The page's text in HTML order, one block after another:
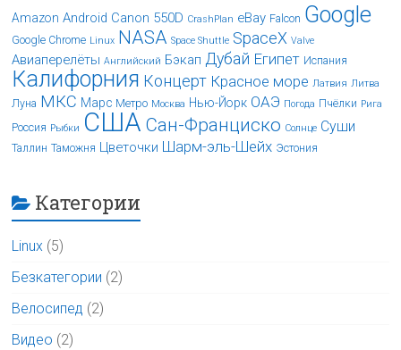
Amazon Android Canon 550D CrashPlan eBay Falcon Google
Google Chrome Linux NASA Space Shuttle SpaceX Valve
Авиаперелёты Английский Бэкап Дубай Египет Испания
Калифорния Концерт Красное море Латвия Литва
Луна МКС Марс Метро Москва Нью-Йорк ОАЭ Погода Пчёлки Рига
Россия Рыбки США Сан-Франциско Солнце Суши
Таллин Таможня Цветочки Шарм-эль-Шейх Эстония
Категории
Linux (5)
Безкатегории (2)
Велосипед (2)
Видео (2)